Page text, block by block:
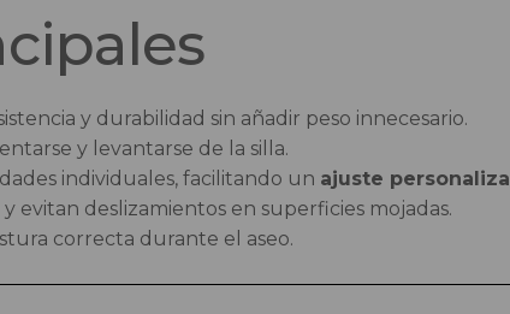
y durabilidad sin añadir peso innecesario.
y levantarse de la silla.
individuales, facilitando un ajuste
evitan deslizamientos en superficies mojadas.
correcta durante el aseo.